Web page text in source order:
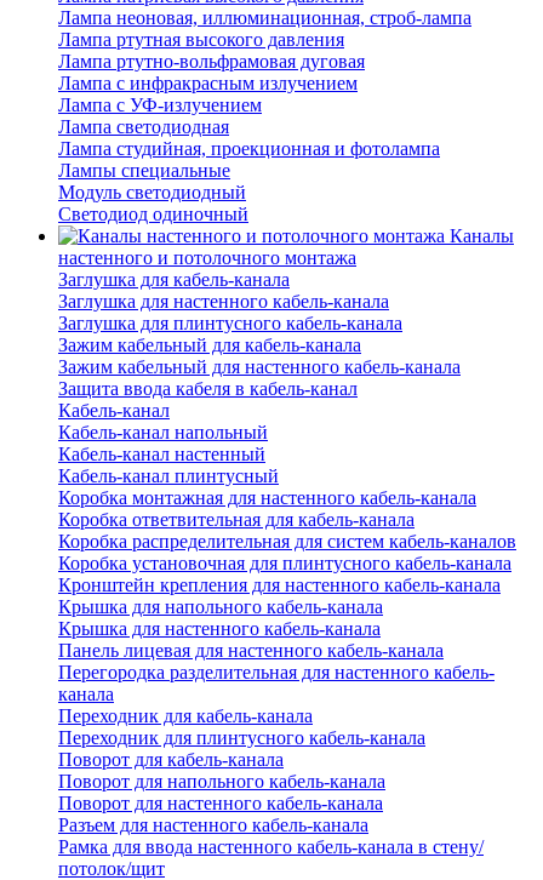
Лампа неоновая, иллюминационная, строб-лампа
Лампа ртутная высокого давления
Лампа ртутно-вольфрамовая дуговая
Лампа с инфракрасным излучением
Лампа с УФ-излучением
Лампа светодиодная
Лампа студийная, проекционная и фотолампа
Лампы специальные
Модуль светодиодный
Светодиод одиночный
Каналы
настенного и потолочного монтажа
Заглушка для кабель-канала
Заглушка для настенного кабель-канала
Заглушка для плинтусного кабель-канала
Зажим кабельный для кабель-канала
Зажим кабельный для настенного кабель-канала
Защита ввода кабеля в кабель-канал
Кабель-канал
Кабель-канал напольный
Кабель-канал настенный
Кабель-канал плинтусный
Коробка монтажная для настенного кабель-канала
Коробка ответвительная для кабель-канала
Коробка распределительная для систем кабель-каналов
Коробка установочная для плинтусного кабель-канала
Кронштейн крепления для настенного кабель-канала
Крышка для напольного кабель-канала
Крышка для настенного кабель-канала
Панель лицевая для настенного кабель-канала
Перегородка разделительная для настенного кабель-
канала
Переходник для кабель-канала
Переходник для плинтусного кабель-канала
Поворот для кабель-канала
Поворот для напольного кабель-канала
Поворот для настенного кабель-канала
Разъем для настенного кабель-канала
Рамка для ввода настенного кабель-канала в стену/
потолок/щит